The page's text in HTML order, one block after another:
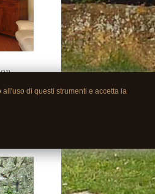
di questi strumenti e accetta la